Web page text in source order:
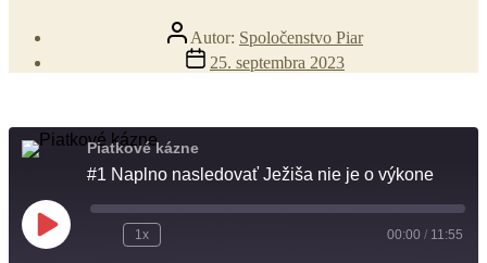
Autor
článku
Autor: Spoločenstvo Piar
Dátum
článku
25. septembra 2023
Piatkové kázne
#1 Naplno nasledovať Ježiša nie je o výkone
Play
Episode
Rewind
1x 00:00 / 11:55